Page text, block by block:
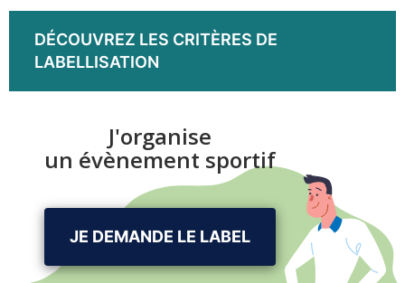
DÉCOUVREZ LES CRITÈRES DE
LABELLISATION
J'organise
un évènement sportif
JE DEMANDE LE LABEL